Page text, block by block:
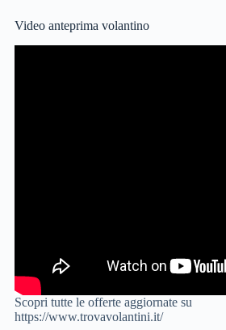
Video anteprima volantino
Scopri tutte le offerte aggiornate su
https://www.trovavolantini.it/